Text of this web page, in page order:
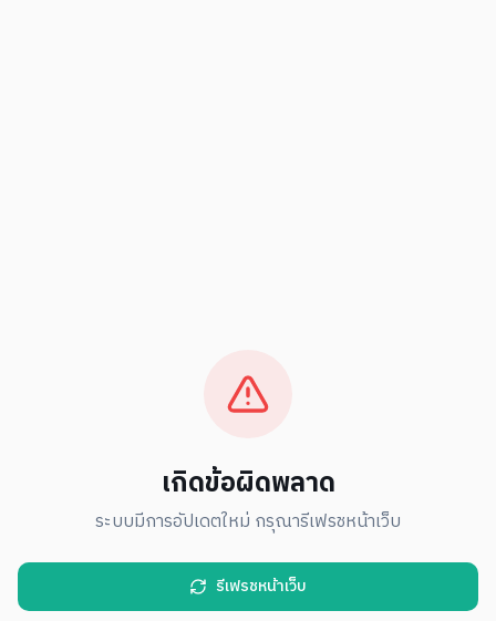
เกิดข้อผิดพลาด
ระบบมีการอัปเดตใหม่ กรุณารีเฟรชหน้าเว็บ
รีเฟรชหน้าเว็บ